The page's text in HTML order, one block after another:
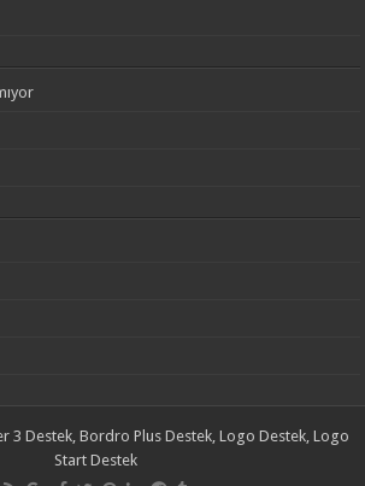
3 Destek, Bordro Plus Destek, Logo Destek, Logo
Start Destek